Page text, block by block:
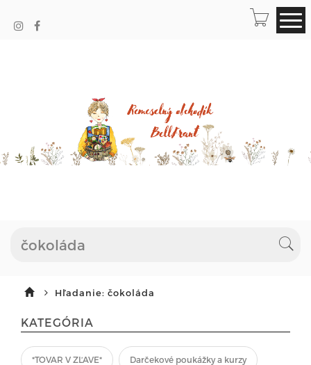
Hľadanie: čokoláda
KATEGÓRIA
*TOVAR V ZĽAVE* Darčekové poukážky a kurzy